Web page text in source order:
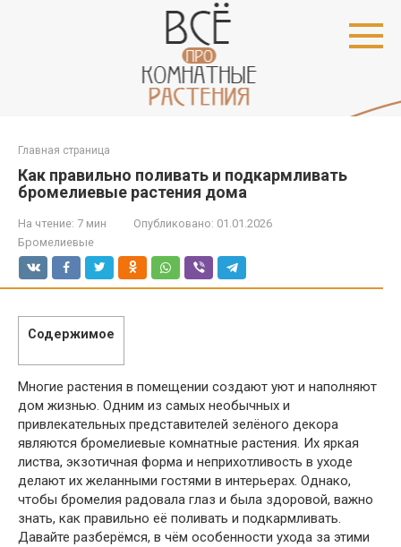
Главная страница
Как правильно поливать и подкармливать
бромелиевые растения дома
На чтение: 7 мин Опубликовано: 01.01.2026
Бромелиевые
Содержимое
Многие растения в помещении создают уют и наполняют
дом жизнью. Одним из самых необычных и
привлекательных представителей зелёного декора
являются бромелиевые комнатные растения. Их яркая
листва, экзотичная форма и неприхотливость в уходе
делают их желанными гостями в интерьерах. Однако,
чтобы бромелия радовала глаз и была здоровой, важно
знать, как правильно её поливать и подкармливать.
Давайте разберёмся, в чём особенности ухода за этими